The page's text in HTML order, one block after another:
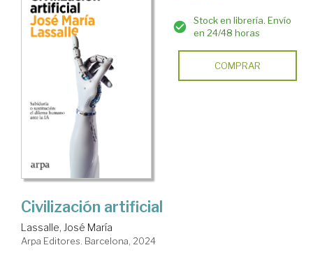
Stock en librería. Envío
en 24/48 horas
COMPRAR
Civilización artificial
Lassalle, José María
Arpa Editores. Barcelona, 2024